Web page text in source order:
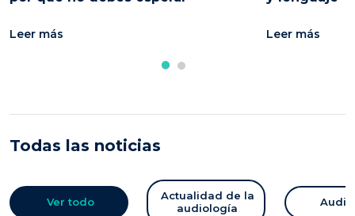
Leer más Leer más
Todas las noticias
Ver todo
Actualidad de la
audiología